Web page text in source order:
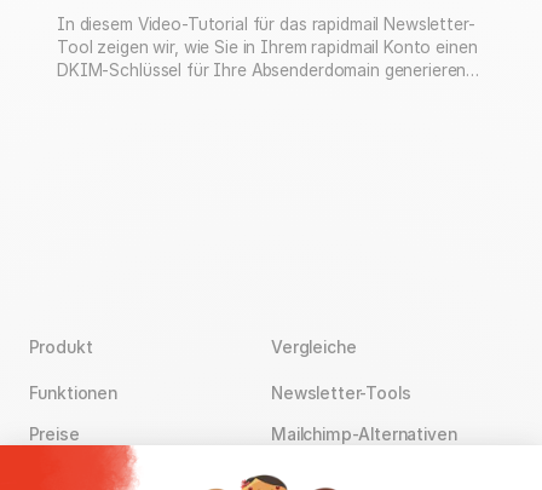
In diesem Video-Tutorial für das rapidmail Newsletter-
Tool zeigen wir, wie Sie in Ihrem rapidmail Konto einen
DKIM-Schlüssel für Ihre Absenderdomain generieren
Produkt
Funktionen
Preise
Newsletter-Vorlagen
Vergleiche
Newsletter-Tools
Mailchimp-Alternativen
Brevo-Alternativen